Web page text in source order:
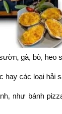
gà, bò,
hay các loại hải
như bánh